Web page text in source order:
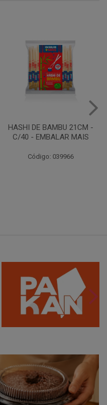
FILME EM PVC DISPAFILM
TAMANHO 12X70
Código: 000736